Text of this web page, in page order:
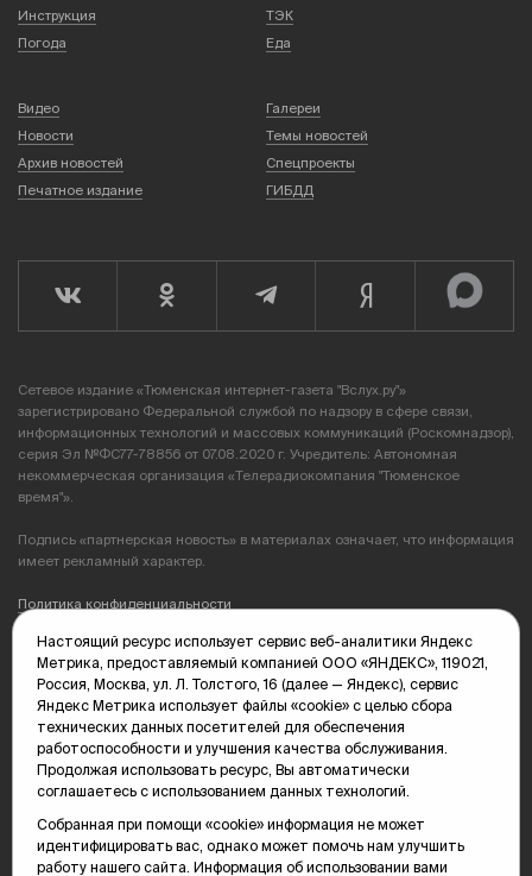
Инструкция
ТЭК
Погода
Еда
Видео
Галереи
Новости
Темы новостей
Архив новостей
Спецпроекты
Печатное издание
ГИБДД
Сетевое издание «Тюменская интернет-газета "Вслух.ру"»
зарегистрировано Федеральной службой по надзору в сфере связи,
информационных технологий и массовых коммуникаций (Роскомнадзор),
серия Эл №ФС77-78856 от 07.08.2020 г. Учредитель: Автономная
некоммерческая организация «Телерадиокомпания "Тюменское
время"».
Подпись «партнерская новость» в материалах означает, что информация
имеет рекламный характер.
Политика конфиденциальности
Редакция: 625035, Тюмень, пр. Геологоразведчиков, 28А
(3452) 68-89-05
edit@vsluh.ru
Главный редактор: Панкина Т.Ю.
kika@vsluh.ru
По вопросам рекламы:
(3452) 68-89-78
kotovaev@sibinformburo.ru
mim@vsluh.ru
Настоящий ресурс использует сервис веб-аналитики Яндекс
Метрика, предоставляемый компанией ООО «ЯНДЕКС», 119021,
Россия, Москва, ул. Л. Толстого, 16 (далее — Яндекс), сервис
Яндекс Метрика использует файлы «cookie» с целью сбора
технических данных посетителей для обеспечения
работоспособности и улучшения качества обслуживания.
Продолжая использовать ресурс, Вы автоматически
соглашаетесь с использованием данных технологий.
Собранная при помощи «cookie» информация не может
идентифицировать вас, однако может помочь нам улучшить
работу нашего сайта. Информация об использовании вами